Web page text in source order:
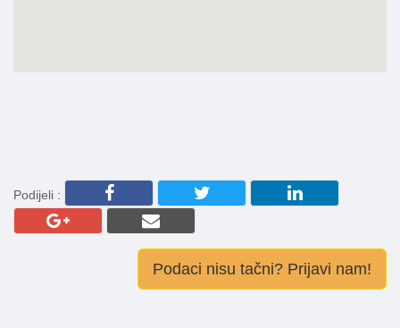
Podijeli :
Podaci nisu tačni? Prijavi nam!